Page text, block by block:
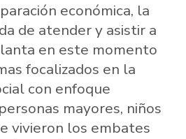
económica, la
de atender y asistir a
en este momento
focalizados en la
con enfoque
mayores, niños
vivieron los embates